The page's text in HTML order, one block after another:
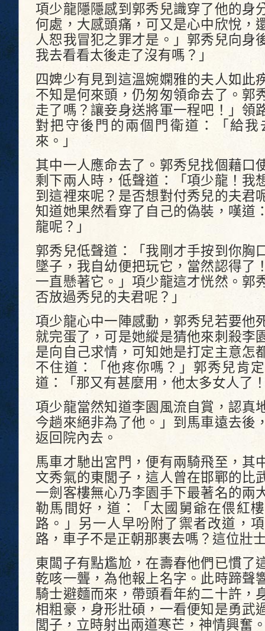
項少龍隱隱感到郭秀兒識穿了他的身
何處，大感頭痛，可又是心中欣悅，
人恕我冒犯之罪才是。」郭秀兒向身
我去看看太後走了沒有嗎？」
四婢少有見到這溫婉嫻雅的夫人如此
不知是何來頭，仍匆匆領命去了。郭
走了嗎？讓妾身送將軍一程吧！」領
對把守後門的兩個門衛道：「給
來。」
其中一人應命去了。郭秀兒找個藉口
剩下兩人時，低聲道：「項少龍！我
到這裡來呢？是否想對付秀兒的夫君
知道她果然看穿了自己的偽裝，嘆道
龍呢？」
郭秀兒低聲道：「我剛才手按到你胸
墜子，我自幼便把玩它，當然認得了
一直懸著它。」項少龍這才恍然。郭
否放過秀兒的夫君呢？」
項少龍心中一陣感動，郭秀兒若要他
就完蛋了，可是她縱是猜他來刺殺李
是向自己求情，可知她是打定主意怎
不住道：「他疼你嗎？」郭秀兒肯
道：「那又有甚麼用，他太多女人了
項少龍當然知道李園風流自賞，認真
今趟來絕非為了他。」到馬車遠去後
返回院內去。
馬車才馳出宮門，便有兩騎飛至，其
文秀氣的東閭子，這人曾在邯鄲的比
一劍客樓無心乃李園手下最著名的兩
勒馬間好，道：「太國舅爺在偎紅
路。」另一人早吩附了禦者改道，
路，車子不是正朝那裹去嗎？這位壯
東闆子有點尷尬，在壽春他們已慣了
乾咳一聾，為他報上名字。此時蹄聲
騎士避麵而來，帶頭看年約二十許，
相粗豪，身形壯碩，一看便知是勇武
閭子，立時射出兩道寒芒，神情興奮